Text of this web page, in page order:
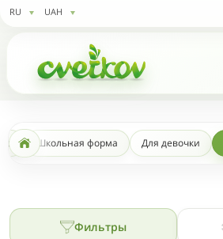
RU UAH
Школьная форма Для девочки
Фильтры